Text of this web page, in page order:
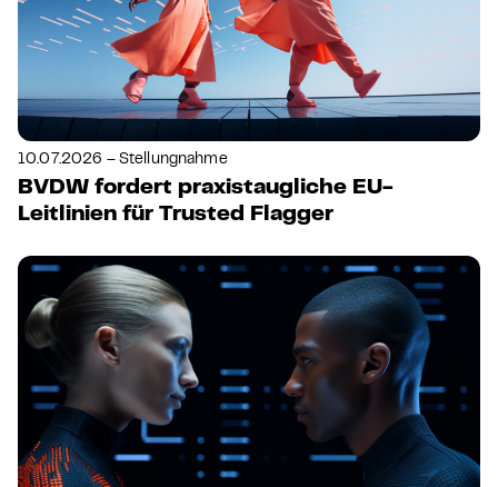
10.07.2026 – Stellungnahme
BVDW fordert praxistaugliche EU-
Leitlinien für Trusted Flagger